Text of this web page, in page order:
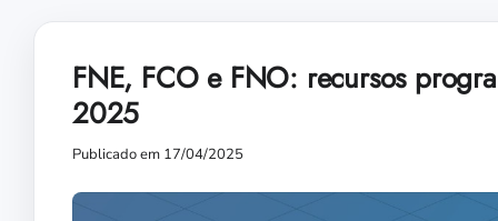
FNE, FCO e FNO: recursos
2025
Publicado em 17/04/2025